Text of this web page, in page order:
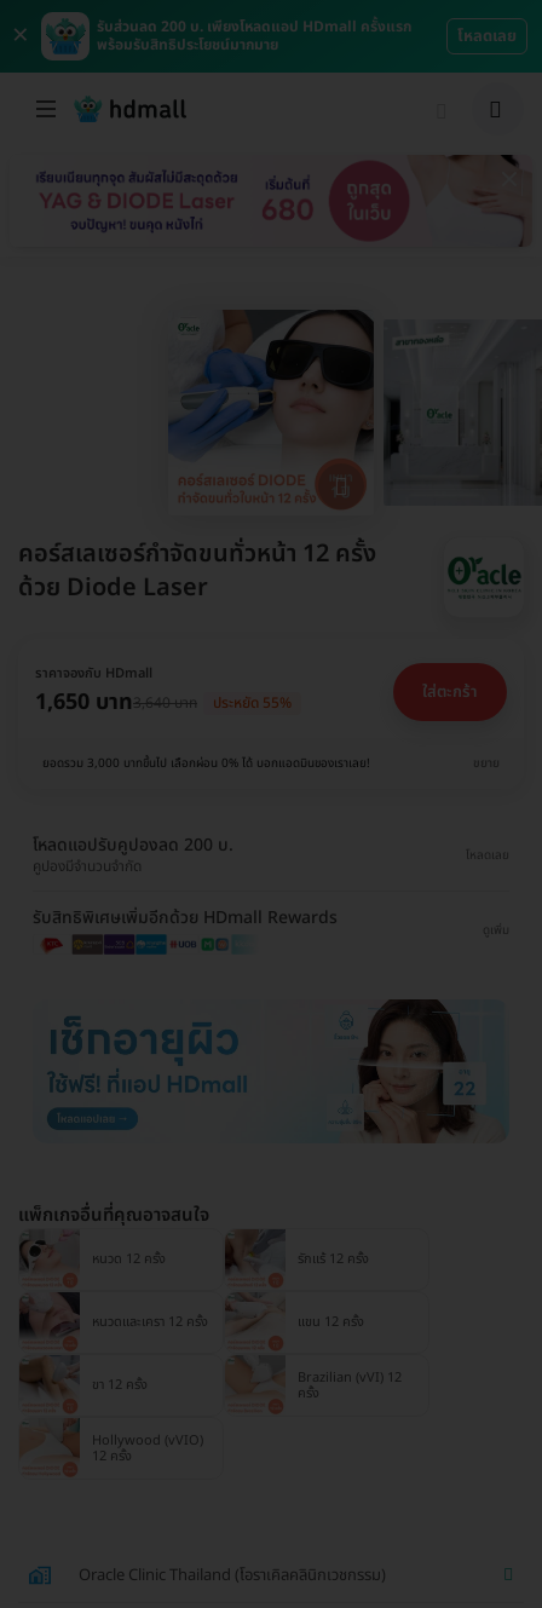
×
รับส่วนลด 200 บ. เพียงโหลดแอป HDmall ครั้งแรก
พร้อมรับสิทธิประโยชน์มากมาย
โหลดเลย
คอร์สเลเซอร์กำจัดขนทั่วหน้า 12 ครั้ง
ด้วย Diode Laser
ราคาจองกับ HDmall
1,650 บาท3,640 บาท ประหยัด 55% ใส่ตะกร้า
ยอดรวม 3,000 บาทขึ้นไป เลือกผ่อน 0% ได้ บอกแอดมินของเราเลย! ขยาย
โหลดแอปรับคูปองลด 200 บ.
คูปองมีจำนวนจำกัด
โหลดเลย
รับสิทธิพิเศษเพิ่มอีกด้วย HDmall Rewards
ดูเพิ่ม
แพ็กเกจอื่นที่คุณอาจสนใจ
หนวด 12 ครั้ง รักแร้ 12 ครั้ง
หนวดและเครา 12 ครั้ง แขน 12 ครั้ง
ขา 12 ครั้ง Brazilian (vVI) 12
ครั้ง
Hollywood (vVIO)
12 ครั้ง
Oracle Clinic Thailand (โอราเคิลคลินิกเวชกรรม)